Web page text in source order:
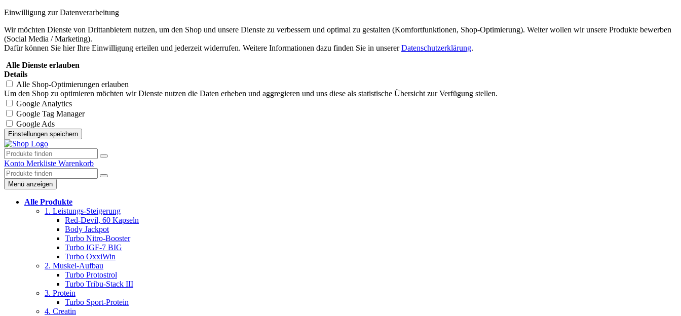
Einwilligung zur Datenverarbeitung
Wir möchten Dienste von Drittanbietern nutzen, um den Shop und unsere Dienste zu verbessern und optimal zu gestalten (Komfortfunktionen, Shop-Optimierung). Weiter wollen wir unsere Produkte bewerben
(Social Media / Marketing).
Dafür können Sie hier Ihre Einwilligung erteilen und jederzeit widerrufen. Weitere Informationen dazu finden Sie in unsererDatenschutzerklärung.
Alle Dienste erlauben
Details
Alle Shop-Optimierungen erlauben
Um den Shop zu optimieren möchten wir Dienste nutzen die Daten erheben und aggregieren und uns diese als statistische Übersicht zur Verfügung stellen.
Google Analytics
Google Tag Manager
Google Ads
Konto Merkliste Warenkorb
Menü anzeigen
Alle Produkte
1. Leistungs-Steigerung
Red-Devil, 60 Kapseln
Body Jackpot
Turbo Nitro-Booster
Turbo IGF-7 BIG
Turbo OxxiWin
2. Muskel-Aufbau
Turbo Protostrol
Turbo Tribu-Stack III
3. Protein
Turbo Sport-Protein
4. Creatin